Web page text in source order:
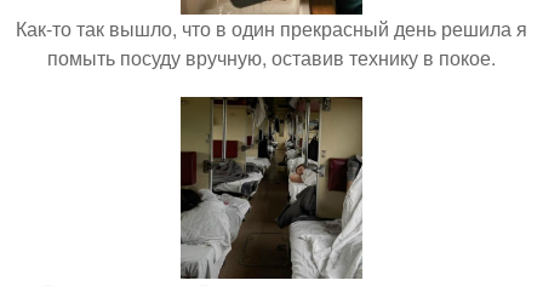
Как-то так вышло, что в один прекрасный день решила я
помыть посуду вручную, оставив технику в покое.